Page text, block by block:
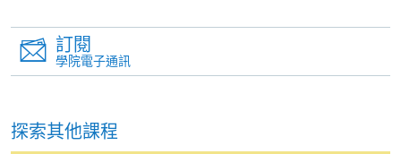
網上支付可通過「繳費靈」(PPS) (不適用於手機)、
VISA 或 Mastercard、「微信支付」(Online WeChat
繳付學費。
訂閱
學院電子通訊
探索其他課程